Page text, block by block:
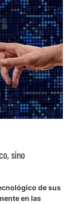
sino
de sus
en las